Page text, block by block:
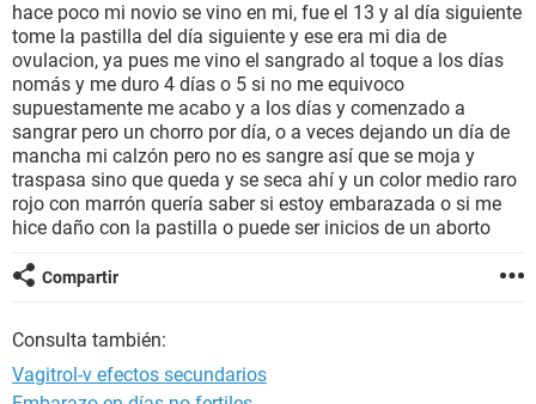
BIENESTAR
SEXUALIDAD
GLOSARIO
hace poco mi novio se vino en mi, fue el 13 y al día siguiente
tome la pastilla del día siguiente y ese era mi dia de
ovulacion, ya pues me vino el sangrado al toque a los días
nomás y me duro 4 días o 5 si no me equivoco
supuestamente me acabo y a los días y comenzado a
sangrar pero un chorro por día, o a veces dejando un día de
mancha mi calzón pero no es sangre así que se moja y
traspasa sino que queda y se seca ahí y un color medio raro
rojo con marrón quería saber si estoy embarazada o si me
hice daño con la pastilla o puede ser inicios de un aborto
Compartir
Consulta también:
Vagitrol-v efectos secundarios